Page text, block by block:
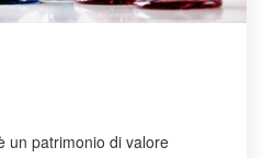
un patrimonio di valore